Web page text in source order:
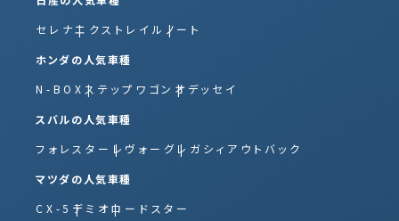
セレナエクストレイル ノート
ホンダの人気車種
N-BOX ステップワゴン オデッセイ
スバルの人気車種
フォレスター レヴォーグ レガシィアウトバック
マツダの人気車種
CX-5 デミオロードスター